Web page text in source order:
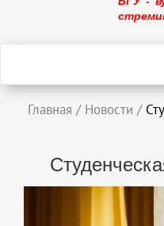
Главная / Новости /